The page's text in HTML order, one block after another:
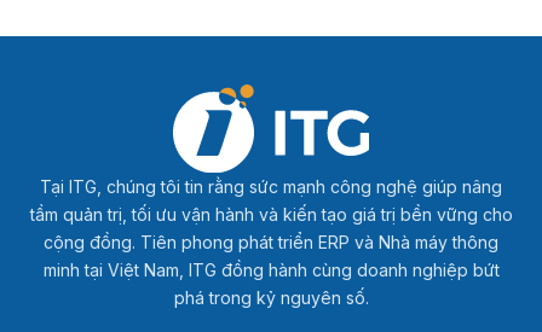
Tại ITG, chúng tôi tin rằng sức mạnh công nghệ giúp nâng
tầm quản trị, tối ưu vận hành và kiến tạo giá trị bền vững cho
cộng đồng. Tiên phong phát triển ERP và Nhà máy thông
minh tại Việt Nam, ITG đồng hành cùng doanh nghiệp bứt
phá trong kỷ nguyên số.